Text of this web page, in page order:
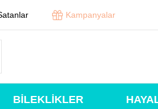
Kampanyalar
BİLEKLİKLER